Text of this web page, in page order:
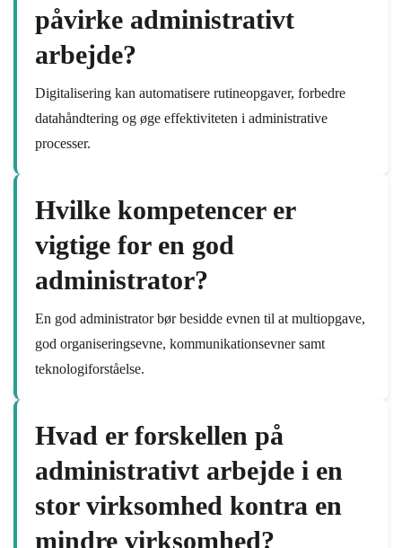
påvirke administrativt
arbejde?
Digitalisering kan automatisere rutineopgaver, forbedre
datahåndtering og øge effektiviteten i administrative
processer.
Hvilke kompetencer er
vigtige for en god
administrator?
En god administrator bør besidde evnen til at multiopgave,
god organiseringsevne, kommunikationsevner samt
teknologiforståelse.
Hvad er forskellen på
administrativt arbejde i en
stor virksomhed kontra en
mindre virksomhed?